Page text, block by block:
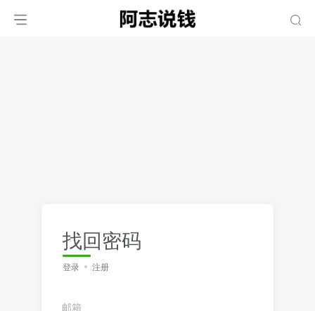
找回密码
登录 注册
邮箱